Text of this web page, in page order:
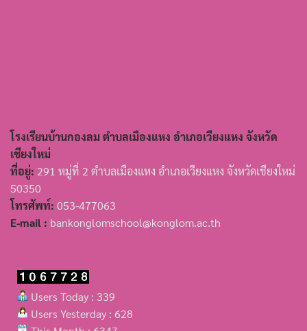
โรงเรียนบ้านกองลม ตำบลเมืองแหง อำเภอเวียงแหง จังหวัด
เชียงใหม่
ที่อยู่: 291 หมู่ที่ 2 ตำบลเมืองแหง อำเภอเวียงแหง จังหวัดเชียงใหม่
50350
โทรศัพท์: 053-477063
E-mail : bankonglomschool@konglom.ac.th
Users Today : 339
Users Yesterday : 628